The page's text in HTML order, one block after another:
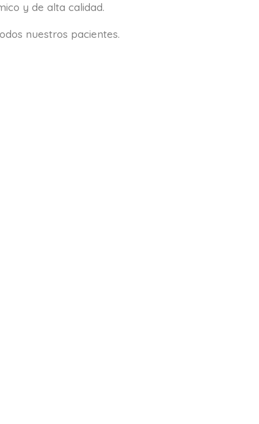
y de alta calidad.
nuestros pacientes.